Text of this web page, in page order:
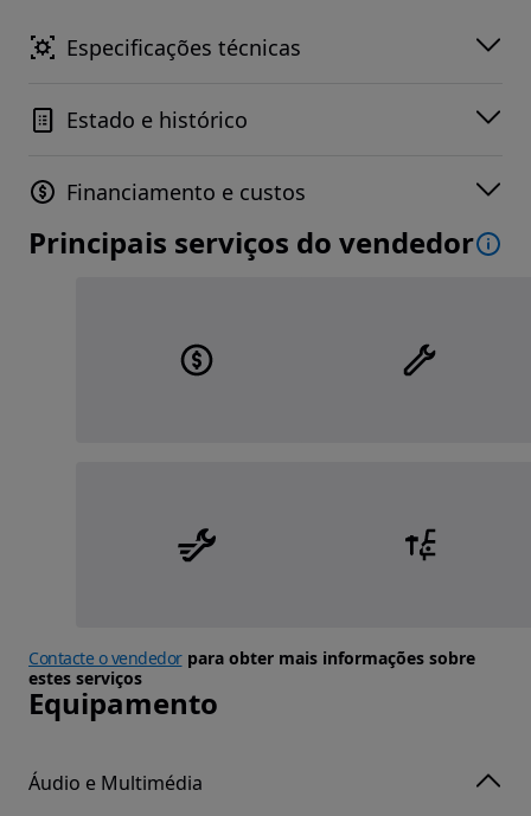
Especificações técnicas
Estado e histórico
Financiamento e custos
Principais serviços do vendedor
Contacte o vendedorpara obter mais informações sobre
estes serviços
Equipamento
Áudio e Multimédia